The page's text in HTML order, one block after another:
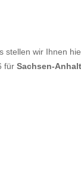
stellen wir Ihnen
für Sachsen-Anhalt